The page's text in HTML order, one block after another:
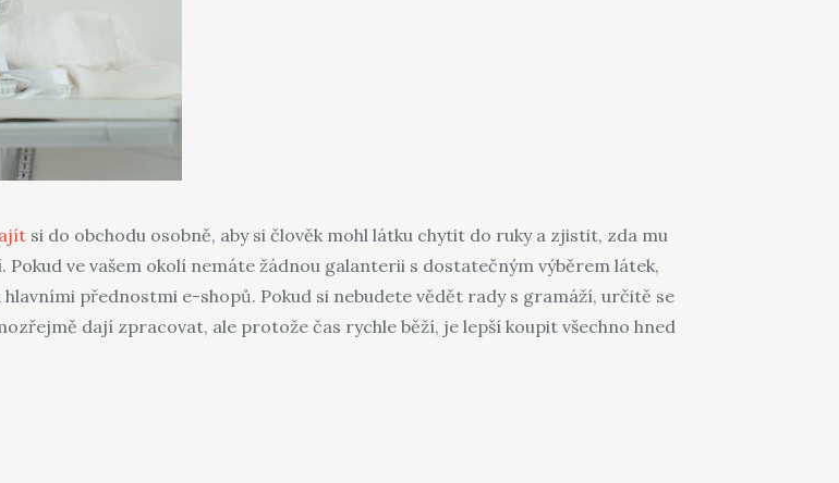
si do obchodu osobně, aby si člověk mohl látku chytit do ruky a zjistit, zda mu
Pokud ve vašem okolí nemáte žádnou galanterii s dostatečným výběrem látek,
hlavními přednostmi e-shopů. Pokud si nebudete vědět rady s gramáží, určitě se
dají zpracovat, ale protože čas rychle běží, je lepší koupit všechno hned